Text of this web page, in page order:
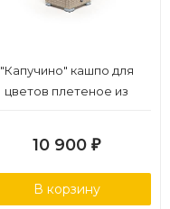
"Капучино" кашпо для
цветов плетеное из
10 900 ₽
В корзину